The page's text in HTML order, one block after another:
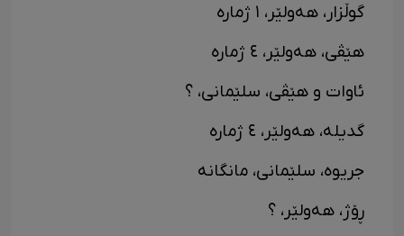
گوڵزار، هەولێر، ١ ژمارە
هێڤی، هەولێر، ٤ ژمارە
ئاوات و هێڤی، سلێمانی، ؟
گدیلە، هەولێر، ٤ ژمارە
جریوە، سلێمانی، مانگانە
ڕۆژ، هەولێر، ؟